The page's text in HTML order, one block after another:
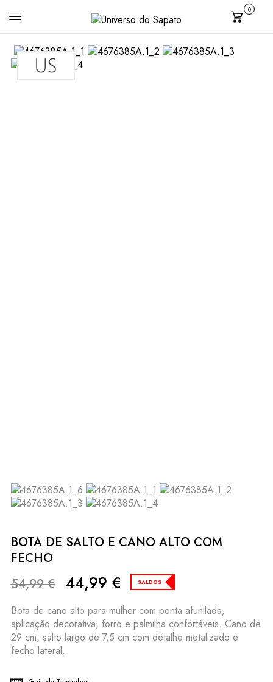
Carrinho
0
BOTA DE SALTO E CANO ALTO COM
FECHO
54,99€ 44,99 € SALDOS
Bota de cano alto para mulher com ponta afunilada,
aplicação decorativa, forro e palmilha confortáveis. Cano de
29 cm, salto largo de 7,5 cm com detalhe metalizado e
fecho lateral.